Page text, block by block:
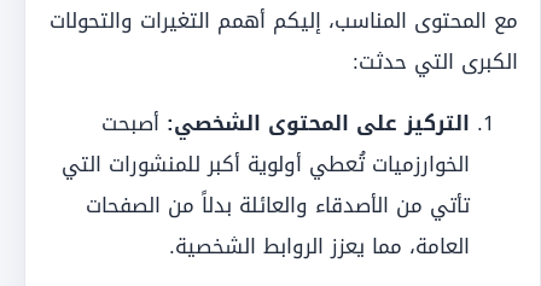
مع المحتوى المناسب، إليكم أهمم التغيرات والتحولات
الكبرى التي حدثت:
التركيز على المحتوى الشخصي: أصبحت
الخوارزميات تُعطي أولوية أكبر للمنشورات التي
تأتي من الأصدقاء والعائلة بدلاً من الصفحات
العامة، مما يعزز الروابط الشخصية.